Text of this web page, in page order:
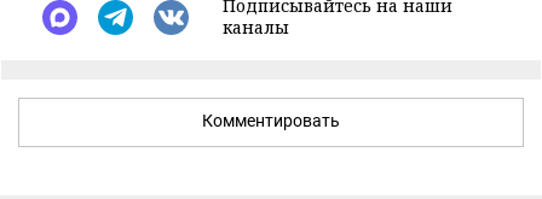
Подписывайтесь на наши
каналы
Комментировать